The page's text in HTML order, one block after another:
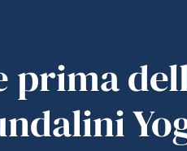
prima